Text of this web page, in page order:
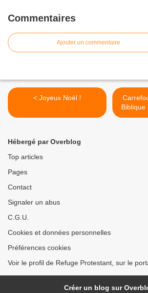
Commentaires
Ajouter un commentaire
< Joyeux Noël !
Biblique
et
Hébergé par Overblog
Top articles
Pages
Contact
Signaler un abus
C.G.U.
Cookies et données personnelles
Préférences cookies
Voir le profil de Refuge Protestant, sur le
Créer un blog sur